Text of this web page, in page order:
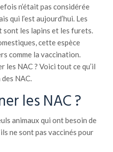
n’était pas considérée
qui l’est aujourd’hui. Les
sont les lapins et les furets.
cette espèce
comme la vaccination.
les NAC ? Voici tout ce qu’il
NAC.
les NAC ?
animaux qui ont besoin de
ne sont pas vaccinés pour